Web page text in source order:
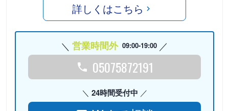
詳しくはこちら
営業時間外 09:00-19:00
05075872191
24時間受付中